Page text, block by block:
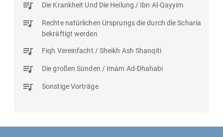
Die Krankheit Und Die Heilung / Ibn Al-Qayyim
Rechte natürlichen Ursprungs die durch die Scharia
bekräftigt werden
Fiqh Vereinfacht / Sheikh Ash Shanqiti
Die großen Sünden / Imām Ad-Dhahabi
Sonstige Vorträge